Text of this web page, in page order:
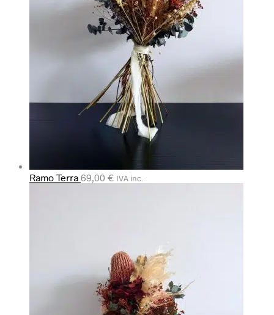
Ramo Terra 69,00 € IVA inc.